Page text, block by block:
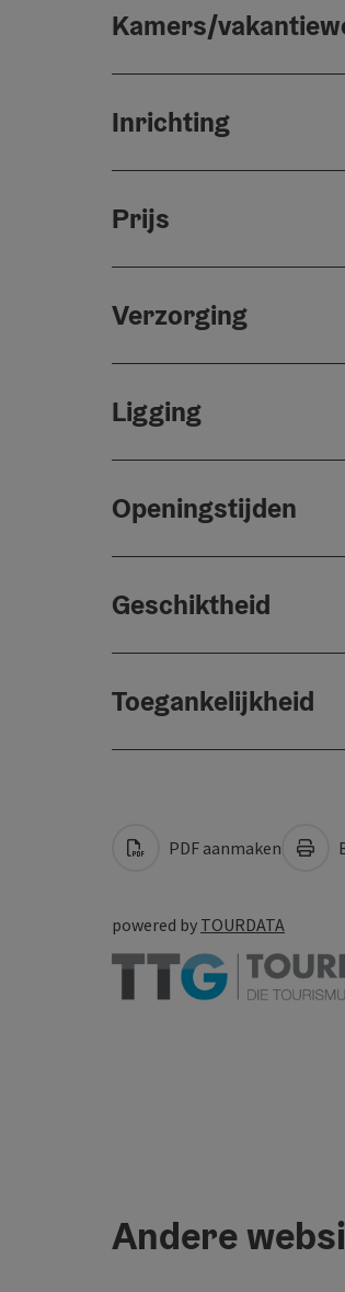
Kamers/
Inrichting
Prijs
Verzorging
Ligging
Openingstijden
Geschiktheid
Toegankelijkheid
PDF aanmaken
powered by TOURDATA
Andere